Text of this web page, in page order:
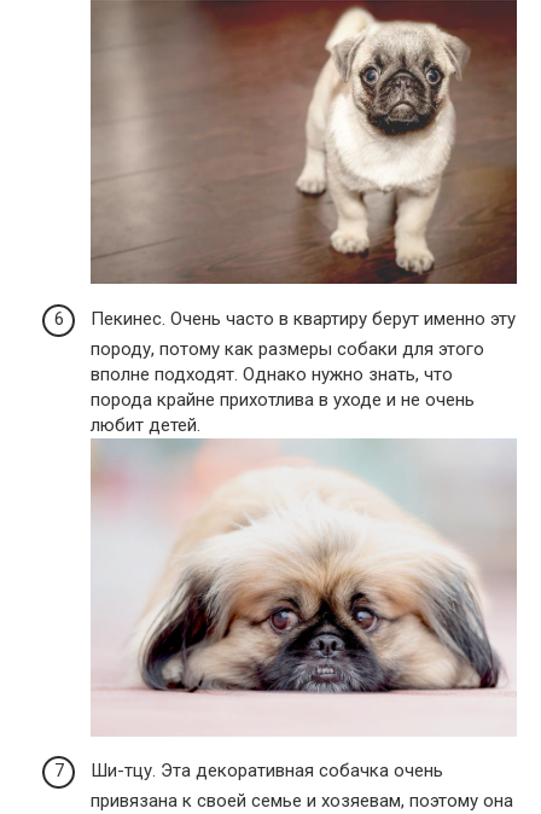
Пекинес. Очень часто в квартиру берут именно эту
породу, потому как размеры собаки для этого
вполне подходят. Однако нужно знать, что
порода крайне прихотлива в уходе и не очень
любит детей.
Ши-тцу. Эта декоративная собачка очень
привязана к своей семье и хозяевам, поэтому она